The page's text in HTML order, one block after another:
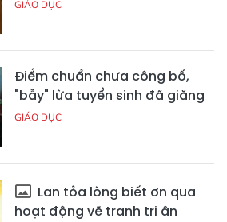
GIÁO DỤC
Điểm chuẩn chưa công bố,
"bẫy" lừa tuyển sinh đã giăng
GIÁO DỤC
Lan tỏa lòng biết ơn qua
hoạt động vẽ tranh tri ân